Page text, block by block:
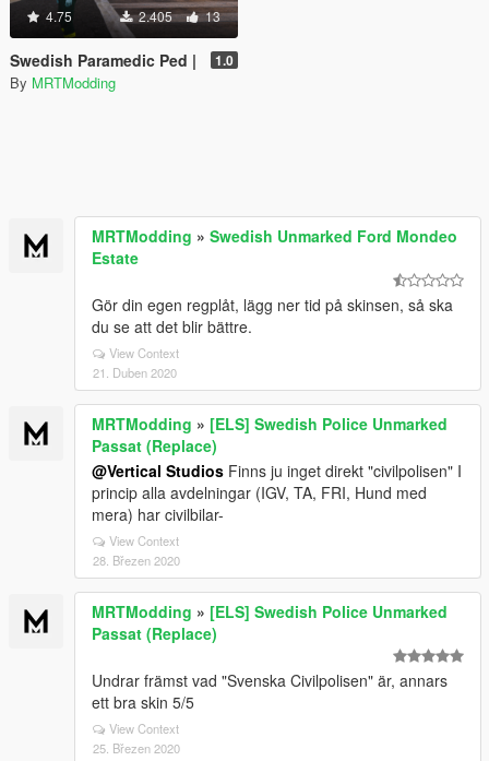
4.75 2.405 13
Swedish Paramedic Ped | 1.0
By MRTModding
MRTModding » Swedish Unmarked Ford Mondeo
Estate
Gör din egen regplåt, lägg ner tid på skinsen, så ska
du se att det blir bättre.
View Context
21. Duben 2020
MRTModding » [ELS] Swedish Police Unmarked
Passat (Replace)
@Vertical Studios Finns ju inget direkt "civilpolisen" I
princip alla avdelningar (IGV, TA, FRI, Hund med
mera) har civilbilar-
View Context
28. Březen 2020
MRTModding » [ELS] Swedish Police Unmarked
Passat (Replace)
Undrar främst vad "Svenska Civilpolisen" är, annars
ett bra skin 5/5
View Context
25. Březen 2020